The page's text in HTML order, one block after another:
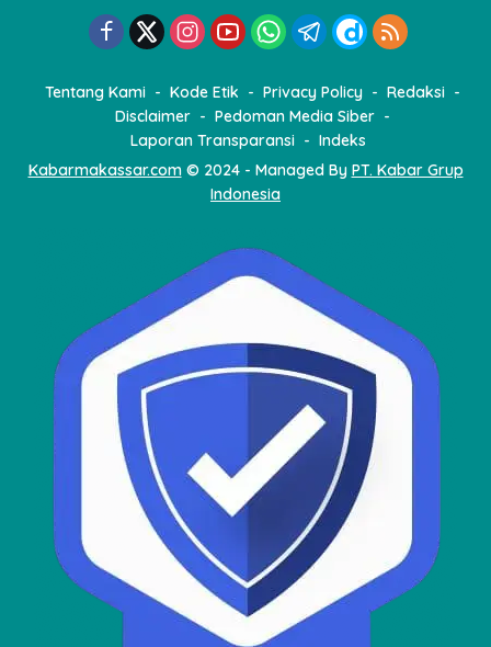
Tentang Kami Kode Etik Privacy Policy
Redaksi
Disclaimer
Pedoman Media Siber
Laporan Transparansi
Indeks
Kabarmakassar.com© 2024 - Managed By PT. Kabar Grup
Indonesia